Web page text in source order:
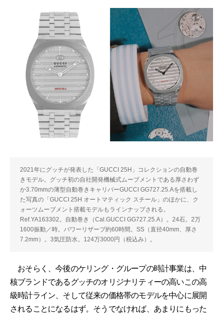
2021年にグッチが発表した「GUCCI 25H」コレクションの自動巻
きモデル。グッチ初の自社開発機械式ムーブメントである厚さわず
か3.70mmの薄型自動巻きキャリバーGUCCI GG727.25.Aを搭載し
た写真の「GUCCI 25H オートマティック スチール」のほかに、ク
ォーツムーブメント搭載モデルもラインナップされる。
Ref.YA163302。自動巻き（Cal.GUCCI GG727.25.A）。24石。2万
1600振動／時。パワーリザーブ約60時間。SS（直径40mm、厚さ
7.2mm）。3気圧防水。124万3000円（税込み）。
おそらく、今後のケリング・グループの時計事業は、中
核ブランドであるグッチのオリジナリティーの高いこの高
級時計ライン、そして従来の価格帯のモデルを中心に展開
されることになるはず。そうでなければ、あまりにもった